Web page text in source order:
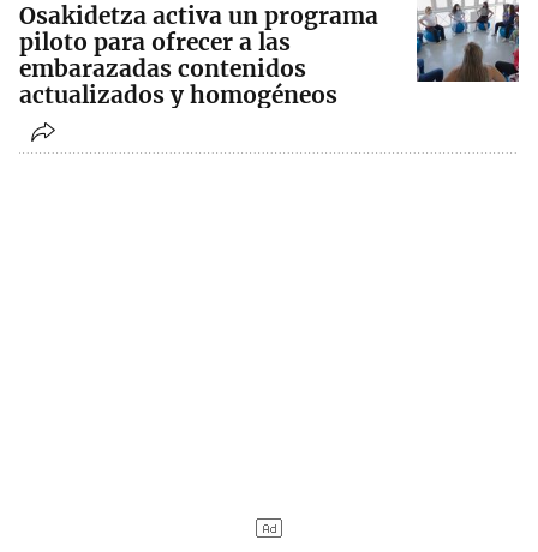
Osakidetza activa un programa
piloto para ofrecer a las
embarazadas contenidos
actualizados y homogéneos